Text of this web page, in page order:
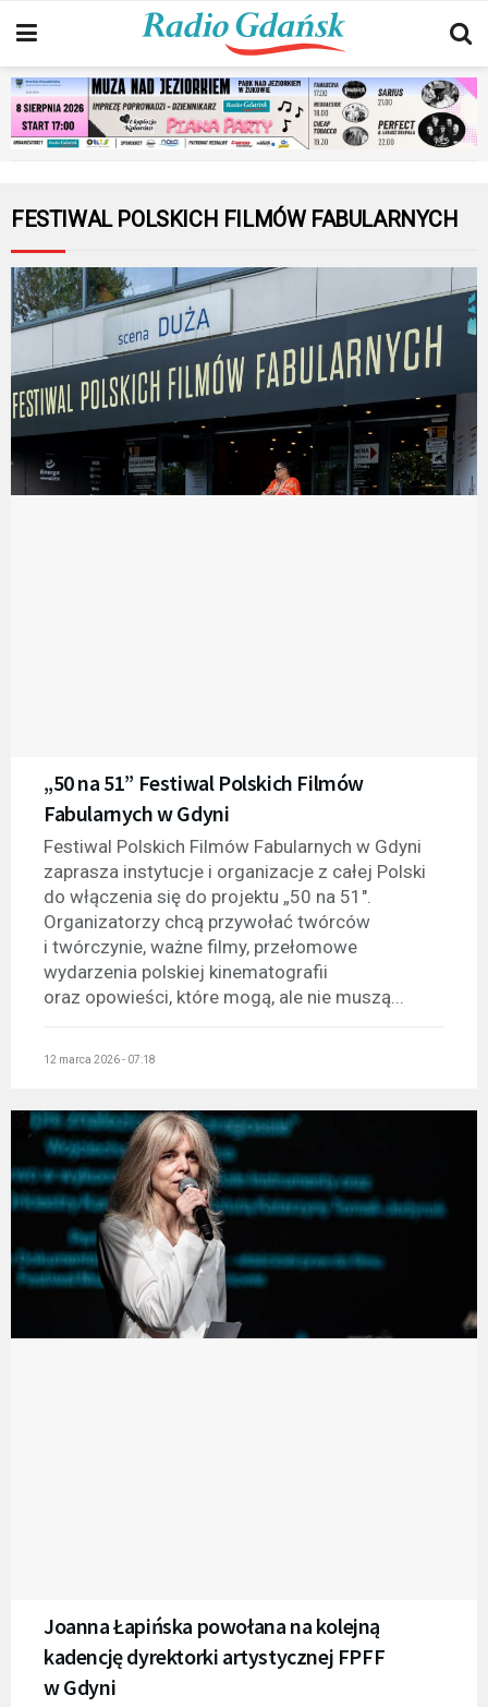
FESTIWAL POLSKICH FILMÓW FABULARNYCH
„50 na 51” Festiwal Polskich Filmów
Fabularnych w Gdyni
Festiwal Polskich Filmów Fabularnych w Gdyni
zaprasza instytucje i organizacje z całej Polski
do włączenia się do projektu „50 na 51".
Organizatorzy chcą przywołać twórców
i twórczynie, ważne filmy, przełomowe
wydarzenia polskiej kinematografii
oraz opowieści, które mogą, ale nie muszą...
12 marca 2026 - 07:18
Joanna Łapińska powołana na kolejną
kadencję dyrektorki artystycznej FPFF
w Gdyni